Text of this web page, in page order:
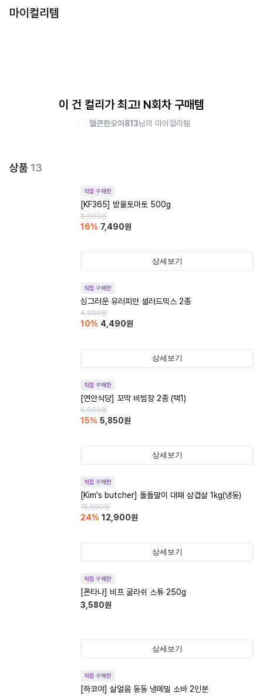
마이컬리템
이 건 컬리가 최고! N회차 구매템
얼큰한오이813님의 마이컬리템
상품 13
직접 구매한
[KF365] 방울토마토 500g
8,990원
16% 7,490원
상세보기
직접 구매한
싱그러운 유러피안 샐러드믹스 2종
4,990원
10% 4,490원
상세보기
직접 구매한
[연안식당] 꼬막 비빔장 2종 (택1)
6,900원
15% 5,850원
상세보기
직접 구매한
[Kim's butcher] 돌돌말이 대패 삼겹살 1kg(냉동)
16,990원
24% 12,900원
상세보기
직접 구매한
[폰타나] 비프 굴라쉬 스튜 250g
3,580원
상세보기
직접 구매한
[하코야] 살얼음 동동 냉메밀 소바 2인분